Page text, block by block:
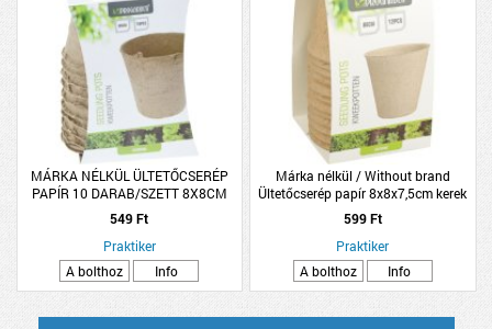
MÁRKA NÉLKÜL ÜLTETŐCSERÉP
PAPÍR 10 DARAB/SZETT 8X8CM
549 Ft
Praktiker
A bolthoz
Info
Márka nélkül / Without brand
Ültetőcserép papír 8x8x7,5cm kerek
599 Ft
Praktiker
A bolthoz
Info